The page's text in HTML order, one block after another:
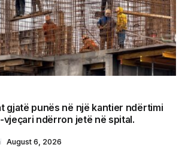
gjatë punës në një kantier ndërtimi
vjeçari ndërron jetë në spital.
August 6, 2026